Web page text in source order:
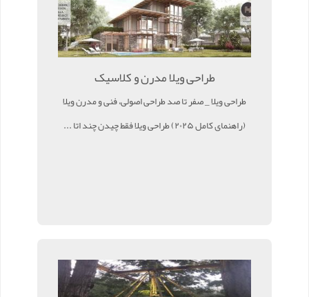
طراحی ویلا مدرن و کلاسیک
طراحی ویلا _ صفر تا صد طراحی اصولی، فنی و مدرن ویلا
(راهنمای کامل ۲۰۲۵) طراحی ویلا فقط چیدن چند اتا ...